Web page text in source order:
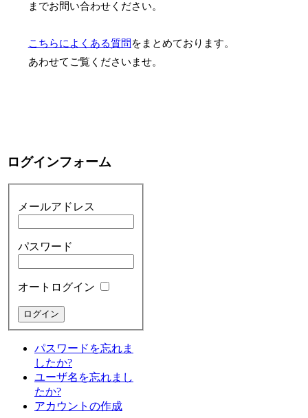
までお問い合わせください。
こちらによくある質問 をまとめております。
あわせてご覧くださいませ。
ログインフォーム
メールアドレス
パスワード
オートログイン
パスワードを忘れま
したか?
ユーザ名を忘れまし
たか?
アカウントの作成